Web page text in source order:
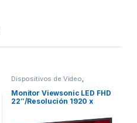
Dispositivos de Video
Monitores
Monitor Viewsonic LED FHD
22″/Resolución 1920 x
16:9 1920X1080 RELACION